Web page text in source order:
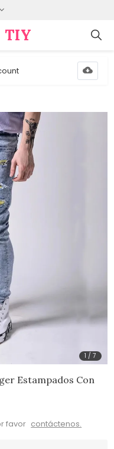
TIY
1 /7
Estampados Con
favor contáctenos.